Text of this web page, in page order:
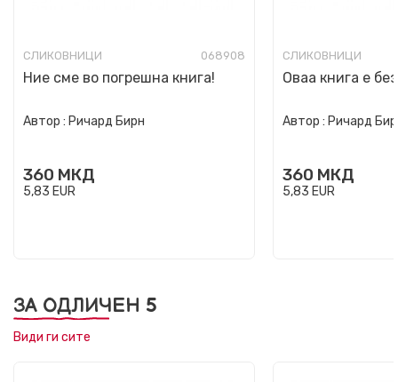
СЛИКОВНИЦИ 068908
Ние сме во погрешна книга!
Автор : Ричард Бирн
360 МКД
5,83 EUR
СЛИКОВНИЦИ
Оваа книга е
Автор : Ричард
360 МКД
5,83 EUR
ЗА ОДЛИЧЕН 5
Види ги сите